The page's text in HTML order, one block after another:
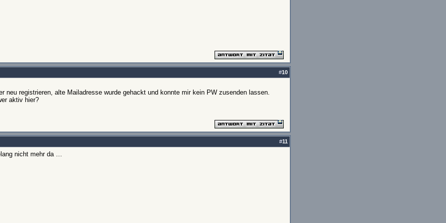
#10
neu registrieren, alte Mailadresse wurde gehackt und konnte mir kein PW zusenden lassen.
aktiv hier?
#11
nicht mehr da …